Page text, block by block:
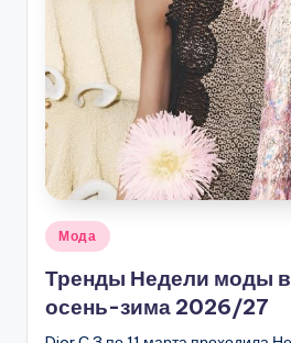
Опубликовано
Мода
Тренды Недели моды
осень-зима 2026/27